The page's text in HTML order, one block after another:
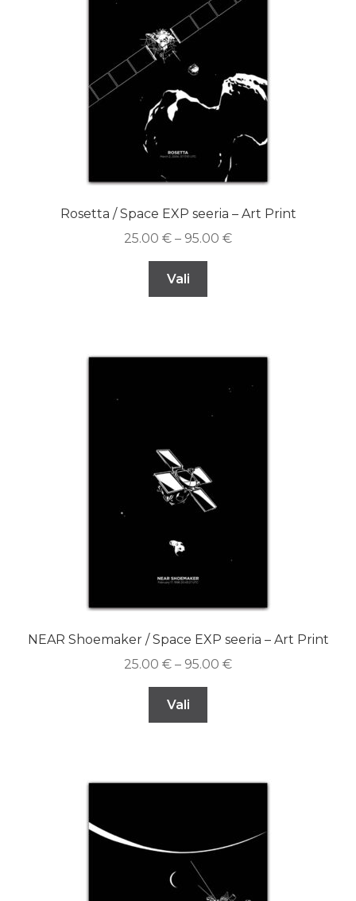
Rosetta / Space EXP seeria – Art Print
25.00 € – 95.00 €
Vali
NEAR Shoemaker / Space EXP seeria – Art Print
25.00 € – 95.00 €
Vali